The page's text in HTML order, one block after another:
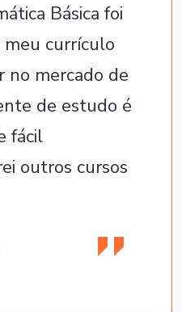
Básica foi
currículo
no mercado de
de estudo é
fácil
outros cursos